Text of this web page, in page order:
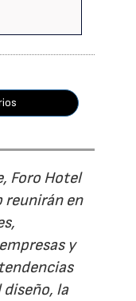
Foro Hotel
reunirán en
y
la